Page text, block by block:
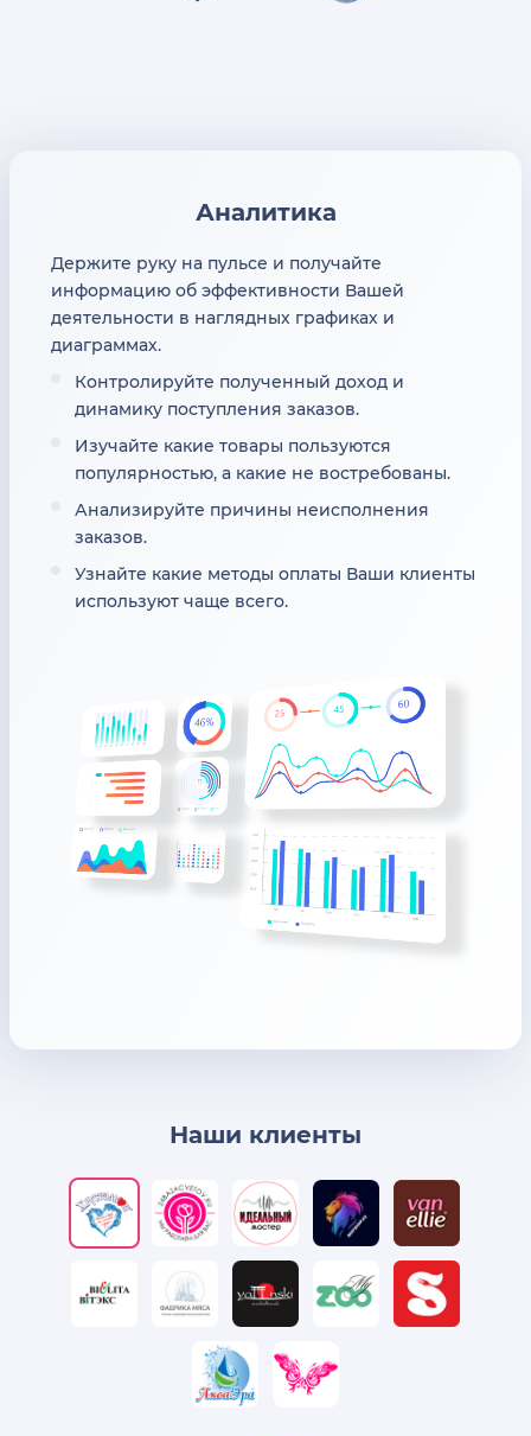
Аналитика
Держите руку на пульсе и получайте
информацию об эффективности Вашей
деятельности в наглядных графиках и
диаграммах.
Контролируйте полученный доход и
динамику поступления заказов.
Изучайте какие товары пользуются
популярностью, а какие не востребованы.
Анализируйте причины неисполнения
заказов.
Узнайте какие методы оплаты Ваши клиенты
используют чаще всего.
Наши клиенты